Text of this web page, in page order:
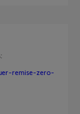
remise-zero-